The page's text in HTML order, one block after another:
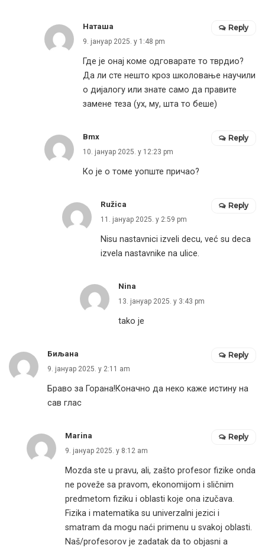
Наташа
9. јануар 2025. у 1:48 pm
Где је онај коме одговарате то тврдио?
Да ли сте нешто кроз школовање научили
о дијалогу или знате само да правите
замене теза (ух, му, шта то беше)
Reply
Bmx
10. јануар 2025. у 12:23 pm
Ко је о томе уопште причао?
Reply
Ružica
11. јануар 2025. у 2:59 pm
Nisu nastavnici izveli decu, već su deca
izvela nastavnike na ulice.
Reply
Nina
13. јануар 2025. у 3:43 pm
tako je
Биљана
9. јануар 2025. у 2:11 am
Браво за Горана!Коначно да неко каже истину на
сав глас
Reply
Marina
9. јануар 2025. у 8:12 am
Mozda ste u pravu, ali, zašto profesor fizike onda
ne poveže sa pravom, ekonomijom i sličnim
predmetom fiziku i oblasti koje ona izučava.
Fizika i matematika su univerzalni jezici i
smatram da mogu naći primenu u svakoj oblasti.
Naš/profesorov je zadatak da to objasni a
Reply